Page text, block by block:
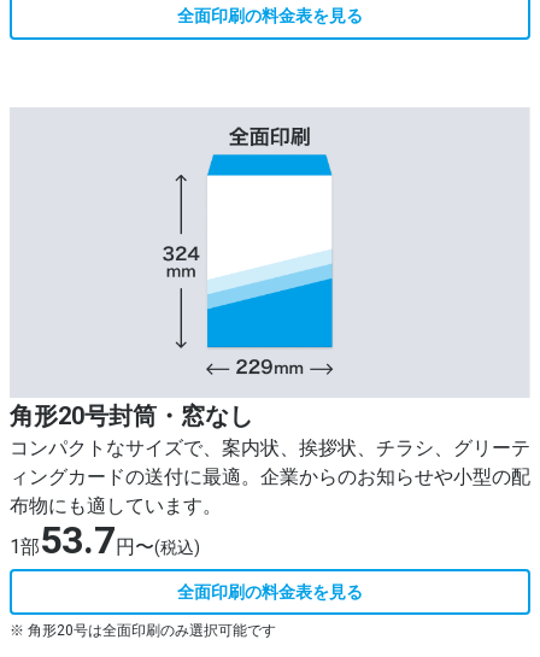
全面印刷の料金表を見る
角形20号封筒・窓なし
コンパクトなサイズで、案内状、挨拶状、チラシ、グリーテ
ィングカードの送付に最適。企業からのお知らせや小型の配
布物にも適しています。
1部53.7円〜(税込)
全面印刷の料金表を見る
※ 角形20号は全面印刷のみ選択可能です